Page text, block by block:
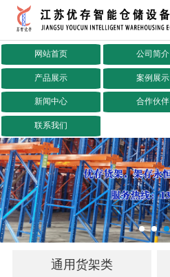
网站首页 公司简介
产品展示 案例展示
新闻中心 合作伙伴
联系我们
通用货架类